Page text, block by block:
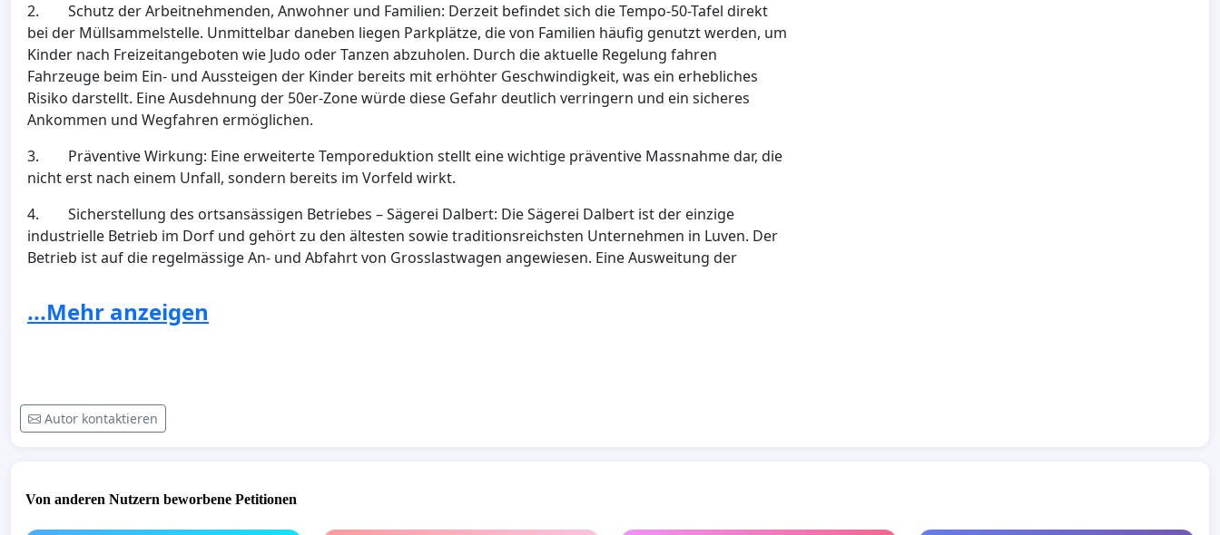
2. Schutz der Arbeitnehmenden, Anwohner und Familien: Derzeit befindet sich die Tempo-50-Tafel direkt
bei der Müllsammelstelle. Unmittelbar daneben liegen Parkplätze, die von Familien häufig genutzt werden, um
Kinder nach Freizeitangeboten wie Judo oder Tanzen abzuholen. Durch die aktuelle Regelung fahren
Fahrzeuge beim Ein- und Aussteigen der Kinder bereits mit erhöhter Geschwindigkeit, was ein erhebliches
Risiko darstellt. Eine Ausdehnung der 50er-Zone würde diese Gefahr deutlich verringern und ein sicheres
Ankommen und Wegfahren ermöglichen.
3. Präventive Wirkung: Eine erweiterte Temporeduktion stellt eine wichtige präventive Massnahme dar, die
nicht erst nach einem Unfall, sondern bereits im Vorfeld wirkt.
4. Sicherstellung des ortsansässigen Betriebes – Sägerei Dalbert: Die Sägerei Dalbert ist der einzige
industrielle Betrieb im Dorf und gehört zu den ältesten sowie traditionsreichsten Unternehmen in Luven. Der
Betrieb ist auf die regelmässige An- und Abfahrt von Grosslastwagen angewiesen. Eine Ausweitung der
Verkehrssicherheit für alle Verkehrsteilnehmenden zu verbessern – was sowohl dem Betrieb auch
zugutekommt.
...Mehr anzeigen
Autor kontaktieren
Von anderen Nutzern beworbene Petitionen